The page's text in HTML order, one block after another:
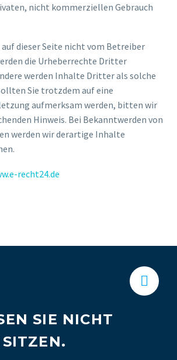
nicht kommerziellen Gebrauch
dieser Seite nicht vom Betreiber
die Urheberrechte Dritter
werden Inhalte Dritter als solche
Sie trotzdem auf eine
aufmerksam werden, bitten wir
Hinweis. Bei Bekanntwerden von
werden wir derartige Inhalte
recht24.de


SIE NICHT